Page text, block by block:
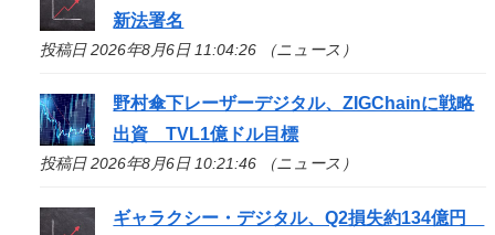
新法署名
投稿日 2026年8月6日 11:04:26 （ニュース）
野村傘下レーザーデジタル、ZIGChainに戦略
出資 TVL1億ドル目標
投稿日 2026年8月6日 10:21:46 （ニュース）
ギャラクシー・デジタル、Q2損失約134億円